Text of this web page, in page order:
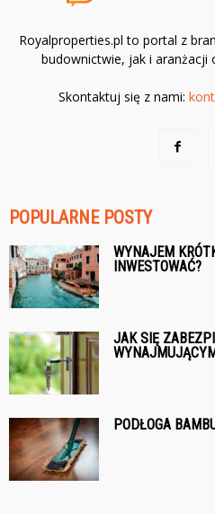
Royalproperties.pl to portal z
budownictwie, jak i aranżacji
Skontaktuj się z nami:
POPULARNE POSTY
WYNAJEM
INWESTOWAĆ?
JAK SIĘ
PODŁOGA